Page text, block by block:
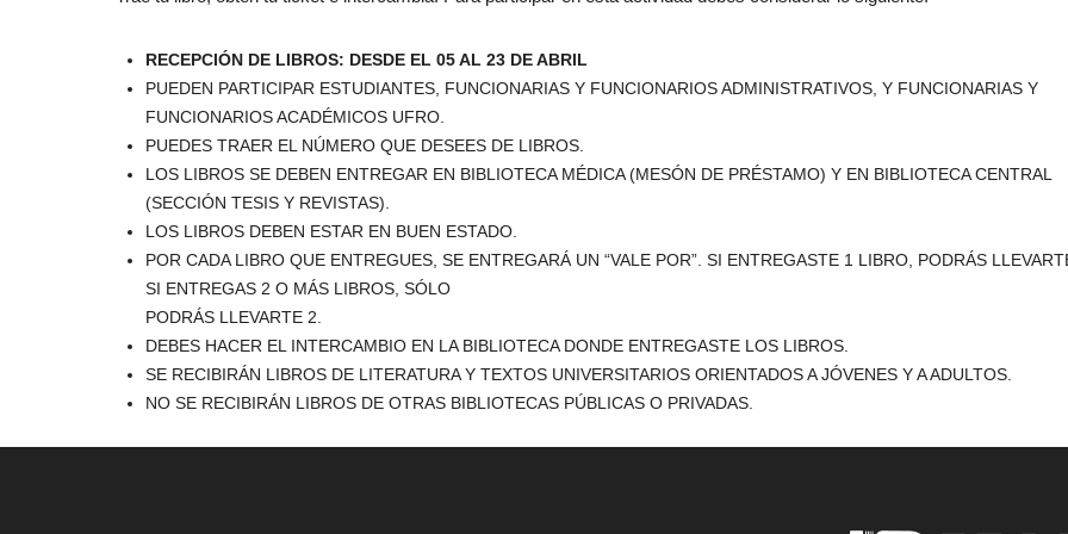
RECEPCIÓN DE LIBROS: DESDE EL 05 AL 23 DE ABRIL
PUEDEN PARTICIPAR ESTUDIANTES, FUNCIONARIAS Y FUNCIONARIOS ADMINISTRATIVOS, Y FUNCIONARIAS Y
FUNCIONARIOS ACADÉMICOS UFRO.
PUEDES TRAER EL NÚMERO QUE DESEES DE LIBROS.
LOS LIBROS SE DEBEN ENTREGAR EN BIBLIOTECA MÉDICA (MESÓN DE PRÉSTAMO) Y EN BIBLIOTECA CENTRAL
(SECCIÓN TESIS Y REVISTAS).
LOS LIBROS DEBEN ESTAR EN BUEN ESTADO.
POR CADA LIBRO QUE ENTREGUES, SE ENTREGARÁ UN “VALE POR”. SI ENTREGASTE 1 LIBRO, PODRÁS
SI ENTREGAS 2 O MÁS LIBROS, SÓLO
PODRÁS LLEVARTE 2.
DEBES HACER EL INTERCAMBIO EN LA BIBLIOTECA DONDE ENTREGASTE LOS LIBROS.
SE RECIBIRÁN LIBROS DE LITERATURA Y TEXTOS UNIVERSITARIOS ORIENTADOS A JÓVENES Y A ADULTOS.
NO SE RECIBIRÁN LIBROS DE OTRAS BIBLIOTECAS PÚBLICAS O PRIVADAS.